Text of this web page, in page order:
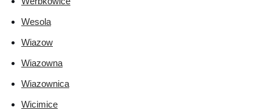
Wesola
Wiazow
Wiazowna
Wiazownica
Wicimice